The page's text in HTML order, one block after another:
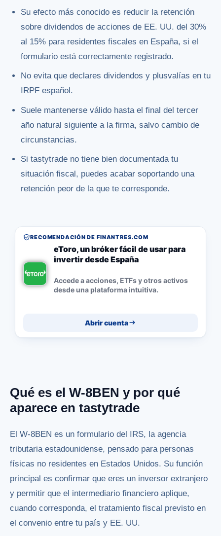
Su efecto más conocido es reducir la retención
sobre dividendos de acciones de EE. UU. del 30%
al 15% para residentes fiscales en España, si el
formulario está correctamente registrado.
No evita que declares dividendos y plusvalías en tu
IRPF español.
Suele mantenerse válido hasta el final del tercer
año natural siguiente a la firma, salvo cambio de
circunstancias.
Si tastytrade no tiene bien documentada tu
situación fiscal, puedes acabar soportando una
retención peor de la que te corresponde.
RECOMENDACIÓN DE FINANTRES.COM
eToro, un bróker fácil de usar para
invertir desde España
Accede a acciones, ETFs y otros activos
desde una plataforma intuitiva.
Abrir cuenta
Qué es el W-8BEN y por qué
aparece en tastytrade
El W-8BEN es un formulario del IRS, la agencia
tributaria estadounidense, pensado para personas
físicas no residentes en Estados Unidos. Su función
principal es confirmar que eres un inversor extranjero
y permitir que el intermediario financiero aplique,
cuando corresponda, el tratamiento fiscal previsto en
el convenio entre tu país y EE. UU.